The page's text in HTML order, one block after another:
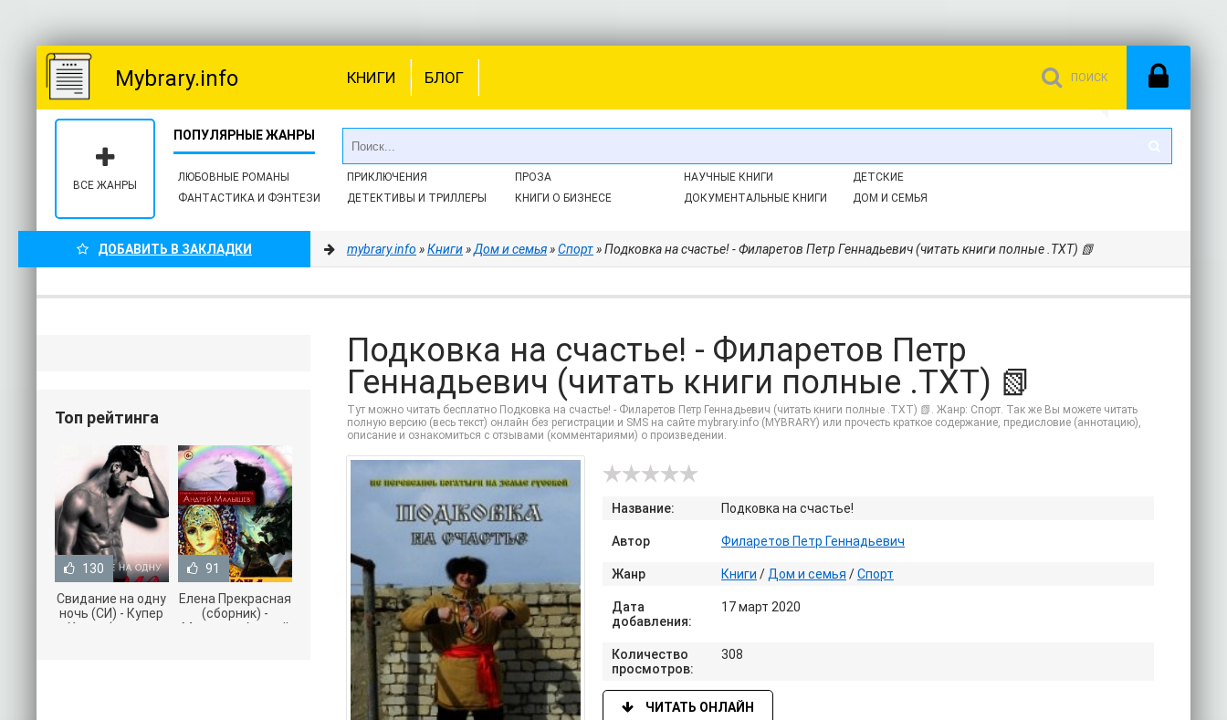
Mybrary.info КНИГИ БЛОГ
ЛЮБОВНЫЕ РОМАНЫ
ФАНТАСТИКА И ФЭНТЕЗИ
ПРИКЛЮЧЕНИЯ
ДЕТЕКТИВЫ И ТРИЛЛЕРЫ
ПРОЗА
КНИГИ О БИЗНЕСЕ
НАУЧНЫЕ КНИГИ
ДОКУМЕНТАЛЬНЫЕ КНИГИ
ДЕТСКИЕ
ДОМ И СЕМЬЯ
ВСЕ ЖАНРЫ
ДОБАВИТЬ В ЗАКЛАДКИ mybrary.info »Книги»Дом и семья»Спорт» Подковка на счастье! - Филаретов Петр Геннадьевич (читать книги полные .TXT) 📗
Подковка на счастье! - Филаретов Петр
Геннадьевич (читать книги полные .TXT) 📗
Тут можно читать бесплатно Подковка на счастье! - Филаретов Петр Геннадьевич (читать книги полные .TXT) 📗. Жанр: Спорт. Так же Вы можете читать
полную версию (весь текст) онлайн без регистрации и SMS на сайте mybrary.info (MYBRARY) или прочесть краткое содержание, предисловие (аннотацию),
описание и ознакомиться с отзывами (комментариями) о произведении.
Название: Подковка на счастье!
Автор Филаретов Петр Геннадьевич
Жанр Книги / Дом и семья /Спорт
Дата
добавления:
17 март 2020
Количество
просмотров:
308
ЧИТАТЬ ОНЛАЙН
Топ рейтинга
130
Свидание на одну
ночь (СИ) - Купер
Хелен (читать
91
Елена Прекрасная
(сборник) -
Малышев Андрей